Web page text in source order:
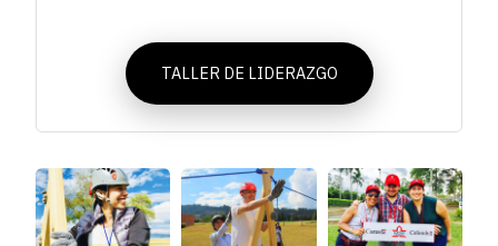
TALLER DE LIDERAZGO